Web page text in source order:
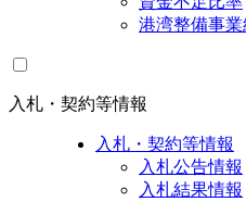
港湾整備事
入札・契約等情報
入札・契約等情報
入札公告情報
入札結果情報